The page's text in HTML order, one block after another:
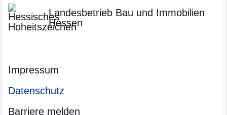
Landesbetrieb Bau und Immobilien
Hessen
Impressum
Datenschutz
Barriere melden